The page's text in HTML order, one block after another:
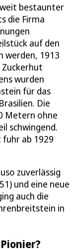
bestaunter
die Firma
auf den
werden, 1913
Zuckerhut
wurden
für das
Die
Metern ohne
schwingend.
ab 1929
zuverlässig
und eine neue
auch die
in